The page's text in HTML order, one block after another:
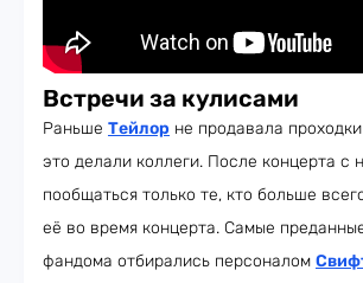
Встречи за кулисами
Раньше Тейлор не продавала
это делали коллеги. После концерта с
пообщаться только те, кто больше
её во время концерта. Самые
фандома отбирались персоналом